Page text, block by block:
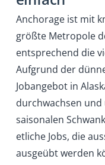
Anchorage ist mit
größte Metropole
entsprechend die
Aufgrund der
Jobangebot in
durchwachsen
saisonalen
etliche Jobs, die
ausgeübt werden